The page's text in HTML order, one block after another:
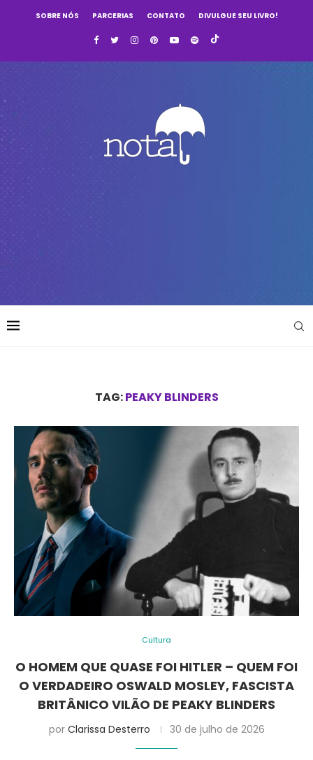
SOBRE NÓS PARCERIAS CONTATO DIVULGUE SEU LIVRO!
TAG:PEAKY BLINDERS
Cultura
O HOMEM QUE QUASE FOI HITLER – QUEM FOI
O VERDADEIRO OSWALD MOSLEY, FASCISTA
BRITÂNICO VILÃO DE PEAKY BLINDERS
por Clarissa Desterro 30 de julho de 2026